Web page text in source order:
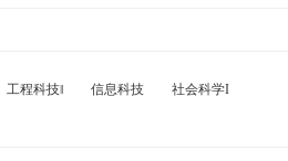
工程科技‖ 信息科技
社会科学I